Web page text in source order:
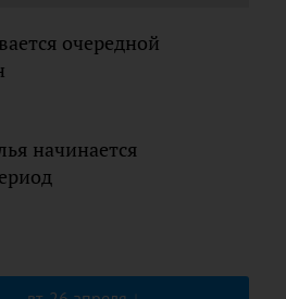
очередной
начинается